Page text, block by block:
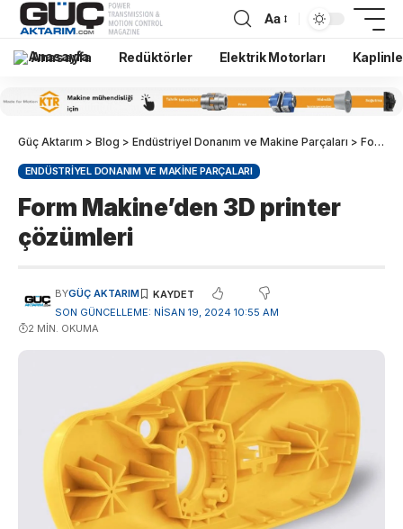
Aa
Anasayfa Redüktörler Elektrik Motorları
Güç Aktarım > Blog > Endüstriyel Donanım ve Makine Parçaları > Form Makine’den 3D printer çözümleri
ENDÜSTRIYEL DONANIM VE MAKINE PARÇALARI
Form Makine’den 3D printer
çözümleri
SON GÜNCELLEME: NISAN 19, 2024 10:55 AM
BYGÜÇ AKTARIM
2 MIN. OKUMA